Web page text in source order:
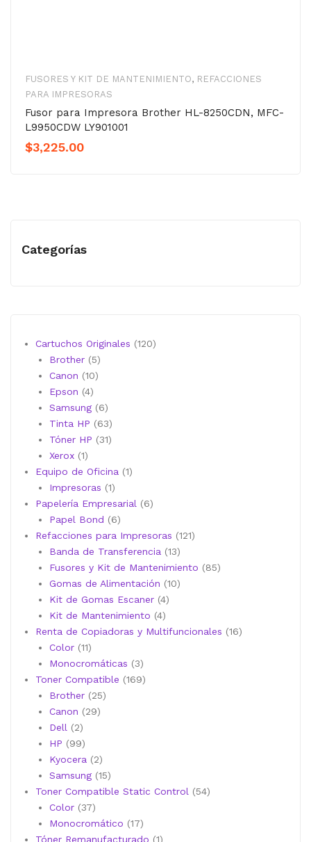
FUSORES Y KIT DE MANTENIMIENTO, REFACCIONES
PARA IMPRESORAS
Fusor para Impresora Brother HL-8250CDN, MFC-
L9950CDW LY901001
$3,225.00
Categorías
Cartuchos Originales 120120
Brother 55
productos
Canon 1010
Epson 44
productos
Samsung 66
productos
Tinta HP 6363
productos
Tóner HP 3131
Xerox 11
producto
Equipo de Oficina 11
Impresoras 11
producto
Papelería Empresarial 66
Papel Bond 66
productos
Refacciones para Impresoras 121121
Banda de Transferencia 1313
productos
Fusores y Kit de Mantenimiento 8585
Gomas de Alimentación 1010
Kit de Gomas Escaner 44
Kit de Mantenimiento 44
productos
Renta de Copiadoras y Multifuncionales 1616
Color 1111
productos
Monocromáticas 33
productos
Toner Compatible 169169
Brother 2525
Canon 2929
Dell 22
productos
HP 9999
productos
Kyocera 22
productos
Samsung 1515
productos
Toner Compatible Static Control 5454
Color 3737
productos
Monocromático 1717
productos
Tóner Remanufacturado 11